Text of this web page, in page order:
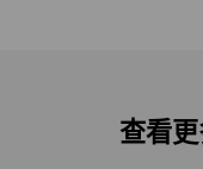
查看